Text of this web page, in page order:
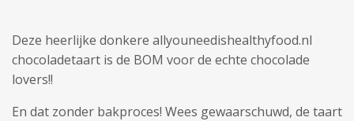
Deze heerlijke donkere allyouneedishealthyfood.nl
chocoladetaart is de BOM voor de echte chocolade
lovers!!
En dat zonder bakproces! Wees gewaarschuwd, de taart